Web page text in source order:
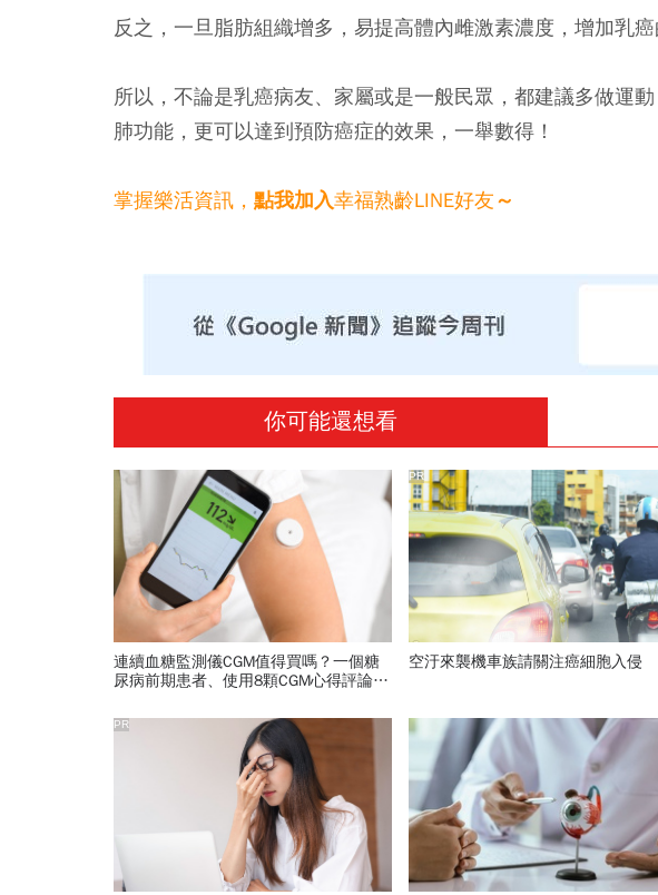
反之，一旦脂肪組織增多，易提高體內雌激素濃度，增加乳癌
所以，不論是乳癌病友、家屬或是一般民眾，都建議多做運
肺功能，更可以達到預防癌症的效果，一舉數得！
掌握樂活資訊， 點我加入幸福熟齡LINE好友 ～
你可能還想看
連續血糖監測儀CGM值得買嗎？一個糖
尿病前期患者、使用8顆CGM心得評論：
空汙來襲機車族請關注癌細胞入侵
PR
PR